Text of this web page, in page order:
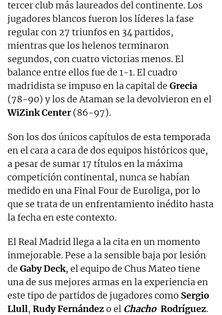
tercer club más laureados del continente. Los
jugadores blancos fueron los líderes la fase
regular con 27 triunfos en 34 partidos,
mientras que los helenos terminaron
segundos, con cuatro victorias menos. El
balance entre ellos fue de 1-1. El cuadro
madridista se impuso en la capital de Grecia
(78-90) y los de Ataman se la devolvieron en el
WiZink Center(86-97).
Son los dos únicos capítulos de esta temporada
en el cara a cara de dos equipos históricos que,
a pesar de sumar 17 títulos en la máxima
competición continental, nunca se habían
medido en una Final Four de Euroliga, por lo
que se trata de un enfrentamiento inédito hasta
la fecha en este contexto.
El Real Madrid llega a la cita en un momento
inmejorable. Pese a la sensible baja por lesión
de Gaby Deck, el equipo de Chus Mateo tiene
una de sus mejores armas en la experiencia en
este tipo de partidos de jugadores como Sergio
Llull, Rudy Fernándezo el Chacho Rodríguez.